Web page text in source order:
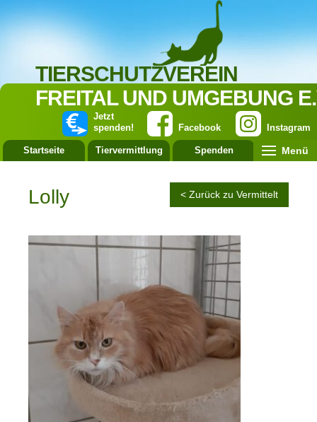
TIERSCHUTZVEREIN
FREITAL UND UMGEBUNG
Instagram
Facebook
Jetzt
spenden!
Startseite Tiervermittlung Spenden Menü
Lolly < Zurück zu Vermittelt